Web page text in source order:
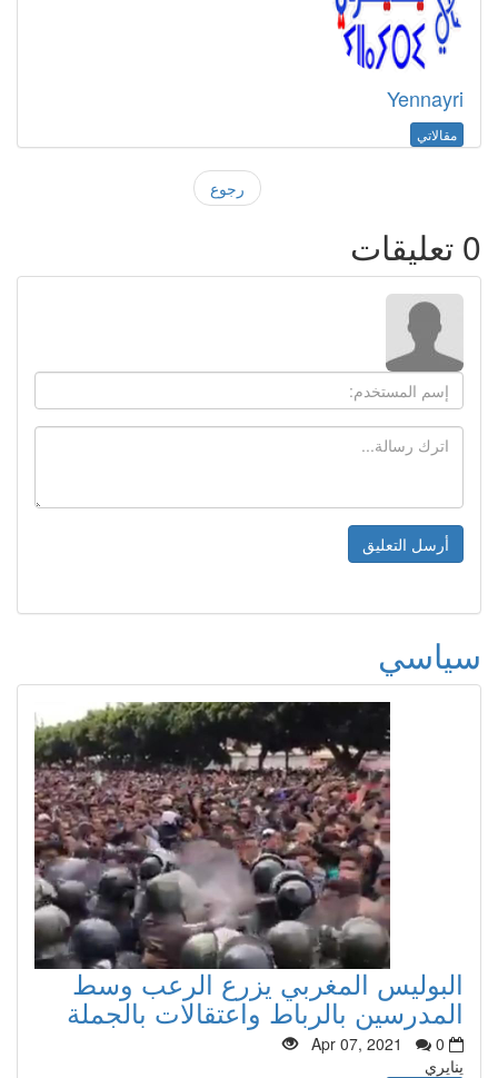
Yennayri
مقالاتي
رجوع
0تعليقات
سياسي
البوليس المغربي يزرع الرعب وسط
المدرسين بالرباط واعتقالات بالجملة
Apr 07, 2021
0
ينايري